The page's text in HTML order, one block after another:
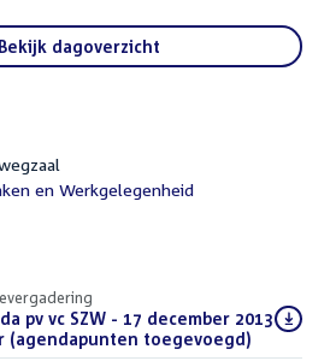
Bekijk dagoverzicht
en Werkgelegenheid
pv vc SZW - 17 december 2013
(agendapunten toegevoegd) (PDF)